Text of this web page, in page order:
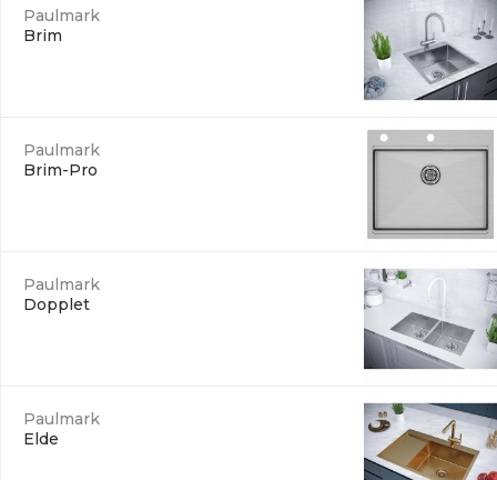
Paulmark
Brim
Paulmark
Brim-Pro
Paulmark
Dopplet
Paulmark
Elde